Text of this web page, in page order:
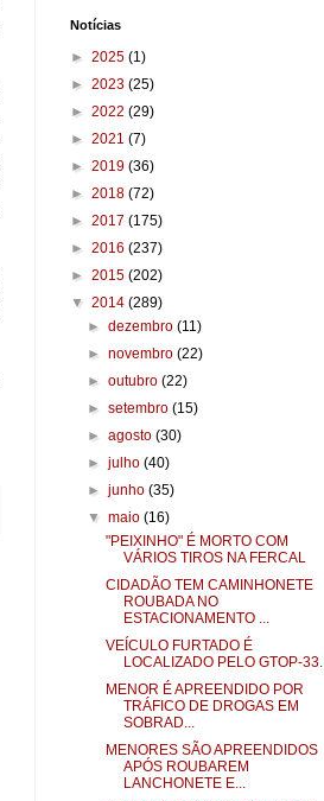
Notícias
► 2025 (1)
► 2023 (25)
► 2022 (29)
► 2021 (7)
► 2019 (36)
► 2018 (72)
► 2017 (175)
► 2016 (237)
► 2015 (202)
▼ 2014 (289)
►dezembro(11)
►novembro(22)
►outubro(22)
►setembro(15)
►agosto(30)
►julho(40)
►junho(35)
▼maio(16)
"PEIXINHO" É MORTO COM
VÁRIOS TIROS NA FERCAL
CIDADÃO TEM CAMINHONETE
ROUBADA NO
ESTACIONAMENTO ...
VEÍCULO FURTADO É
LOCALIZADO PELO GTOP-33.
MENOR É APREENDIDO POR
TRÁFICO DE DROGAS EM
SOBRAD...
MENORES SÃO APREENDIDOS
APÓS ROUBAREM
LANCHONETE E...